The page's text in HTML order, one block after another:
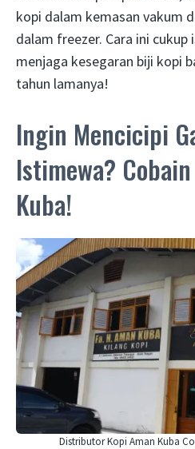
kopi dalam kemasan vakum
dalam freezer. Cara ini
menjaga kesegaran biji kopi
tahun lamanya!
Ingin Mencicipi
Istimewa?
Kuba!
Distributor Kopi Aman Kuba